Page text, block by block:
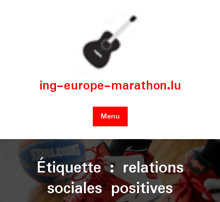
ing-europe-marathon.lu
Menu
Étiquette : relations
sociales positives